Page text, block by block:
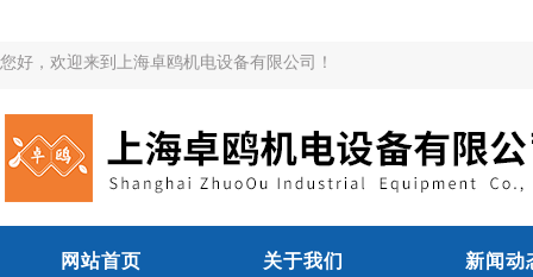
您好，欢迎来到上海卓鸥机电设备有限公司！
网站首页 关于我们 新闻动